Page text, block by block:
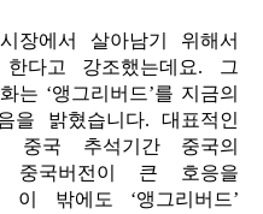
장에서 살아남기 위해서
다고 강조했는데요. 그
는 ‘앵그리버드’를 지금의
을 밝혔습니다. 대표적인
중국 추석기간 중국의
중국버전이 큰 호응을
이 밖에도 ‘앵그리버드’